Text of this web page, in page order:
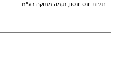
תגיות יונס יונסון, נקמה מתוקה בע"מ